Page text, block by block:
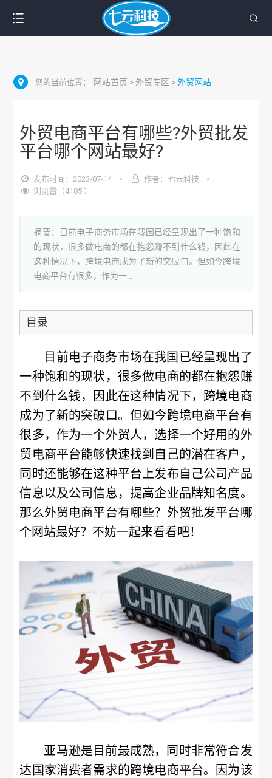
您的当前位置： 网站首页 > 外贸专区 >外贸网站
外贸电商平台有哪些?外贸批发
平台哪个网站最好?
发布时间：2023-07-14
作者：七云科技
浏览量（4185 ）
摘要：目前电子商务市场在我国已经呈现出了一种饱和
的现状，很多做电商的都在抱怨赚不到什么钱，因此在
这种情况下，跨境电商成为了新的突破口。但如今跨境
电商平台有很多，作为一...
目录
目前电子商务市场在我国已经呈现出了
一种饱和的现状，很多做电商的都在抱怨赚
不到什么钱，因此在这种情况下，跨境电商
成为了新的突破口。但如今跨境电商平台有
很多，作为一个外贸人，选择一个好用的外
贸电商平台能够快速找到自己的潜在客户，
同时还能够在这种平台上发布自己公司产品
信息以及公司信息，提高企业品牌知名度。
那么外贸电商平台有哪些？外贸批发平台哪
个网站最好？不妨一起来看看吧！
亚马逊是目前最成熟，同时非常符合发
达国家消费者需求的跨境电商平台。因为该